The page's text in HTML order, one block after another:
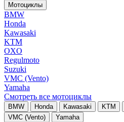
Мотоциклы
BMW
Honda
Kawasaki
KTM
OXO
Regulmoto
Suzuki
VMC (Vento)
Yamaha
Смотреть все мотоциклы
BMW Honda Kawasaki KTM
VMC (Vento)
Yamaha